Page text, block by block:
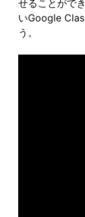
せることがで
いGoogle
う。